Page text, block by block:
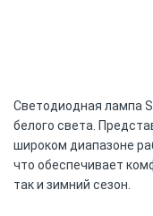
Светодиодная лампа
белого света.
широком диапазоне
что обеспечивает
так и зимний сезон.